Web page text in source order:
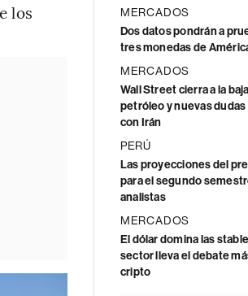
los MERCADOS
Dos datos pondrán a
tres monedas de
MERCADOS
Wall Street cierra a la
petróleo y nuevas
con Irán
PERÚ
Las proyecciones del
para el segundo
analistas
MERCADOS
El dólar domina las
sector lleva el debate
cripto